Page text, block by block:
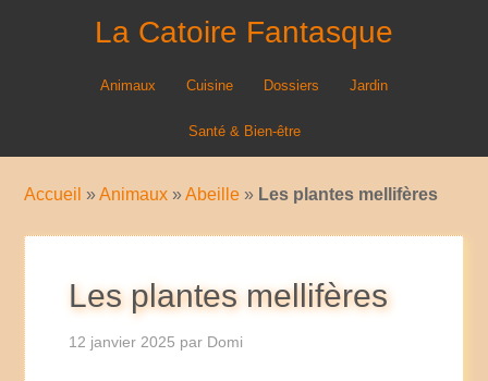
La Catoire Fantasque
Animaux Cuisine Dossiers Jardin
Santé & Bien-être
Accueil »Animaux »Abeille » Les plantes mellifères
Les plantes mellifères
12 janvier 2025 par Domi